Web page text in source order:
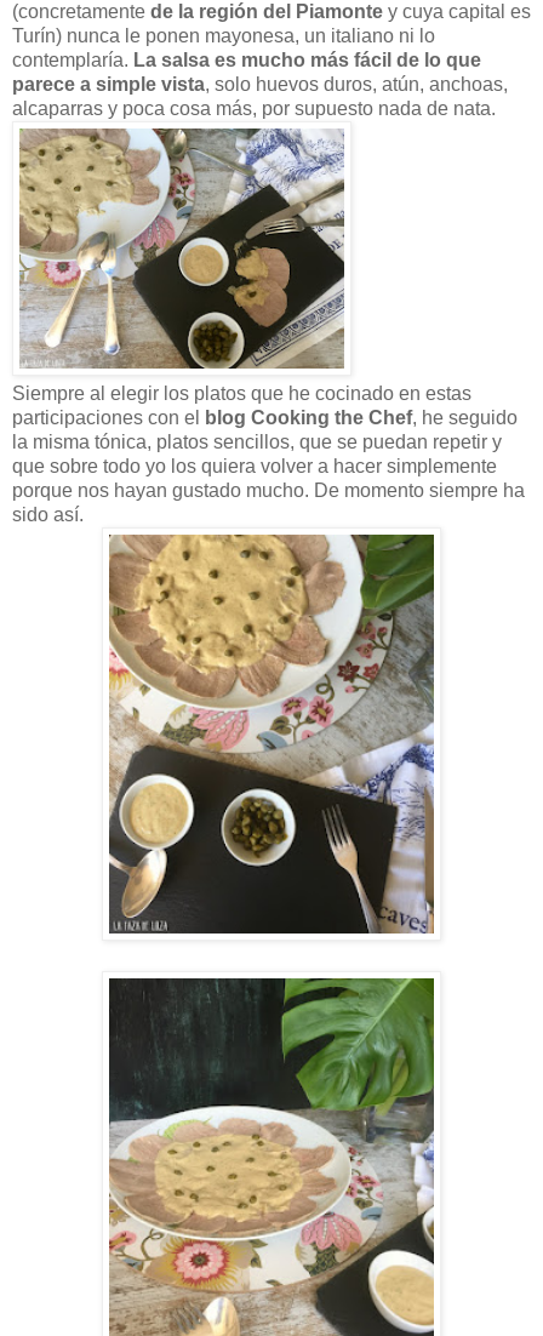
(concretamente de la región del Piamonte y cuya capital es
Turín) nunca le ponen mayonesa, un italiano ni lo
contemplaría. La salsa es mucho más fácil de lo que
parece a simple vista, solo huevos duros, atún, anchoas,
alcaparras y poca cosa más, por supuesto nada de nata.
Siempre al elegir los platos que he cocinado en estas
participaciones con el
blog Cooking the Chef, he seguido
la misma tónica, platos sencillos, que se puedan repetir y
que sobre todo yo los quiera volver a hacer simplemente
porque nos hayan gustado mucho. De momento siempre ha
sido así.